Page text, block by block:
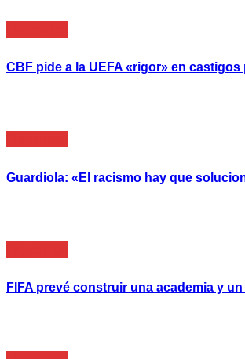
CBF pide a la UEFA «rigor» en
Guardiola: «El racismo hay que
FIFA prevé construir una academia y